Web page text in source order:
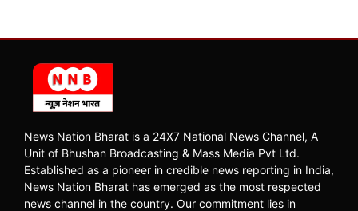
News Nation Bharat is a 24X7 National News Channel, A
Unit of Bhushan Broadcasting & Mass Media Pvt Ltd.
Established as a pioneer in credible news reporting in India,
News Nation Bharat has emerged as the most respected
news channel in the country. Our commitment lies in